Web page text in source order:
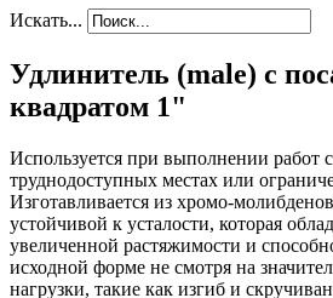
Искать...
Удлинитель (male) с
квадратом 1"
Используется при выполнении работ
труднодоступных местах или
Изготавливается из хромо-
устойчивой к усталости, которая
увеличенной растяжимости и
исходной форме не смотря на
нагрузки, такие как изгиб и